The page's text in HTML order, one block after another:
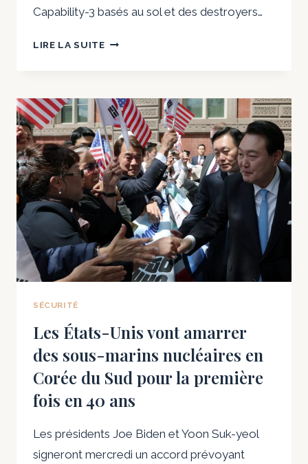
Capability-3 basés au sol et des destroyers…
LIRE LA SUITELE
SYSTÈME
D’INTERCEPTION
PAC3
POUR
LE
LANCEMENT
D’UN
SATELLITE
ESPION
EN
CORÉE
SÉCURITÉ
Les États-Unis vont amarrer
des sous-marins nucléaires en
Corée du Sud pour la première
fois en 40 ans
Les présidents Joe Biden et Yoon Suk-yeol
signeront mercredi un accord prévoyant